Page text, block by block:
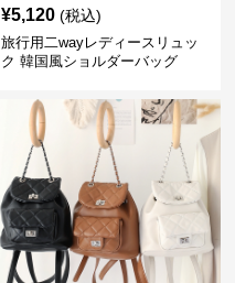
¥5,120 (税込)
旅行用二wayレディースリュッ
ク 韓国風ショルダーバッグ